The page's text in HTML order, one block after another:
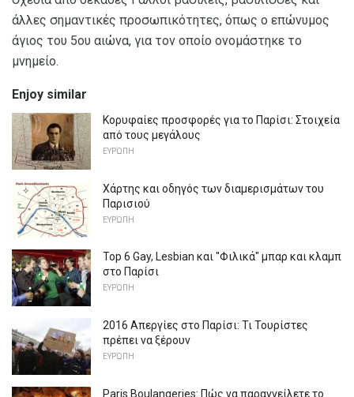
άλλες σημαντικές προσωπικότητες, όπως ο επώνυμος
άγιος του 5ου αιώνα, για τον οποίο ονομάστηκε το
μνημείο.
Enjoy similar
Κορυφαίες προσφορές για το Παρίσι: Στοιχεία
από τους μεγάλους
ΕΥΡΏΠΗ
Χάρτης και οδηγός των διαμερισμάτων του
Παρισιού
ΕΥΡΏΠΗ
Top 6 Gay, Lesbian και "Φιλικά" μπαρ και κλαμπ
στο Παρίσι
ΕΥΡΏΠΗ
2016 Απεργίες στο Παρίσι: Τι Τουρίστες
πρέπει να ξέρουν
ΕΥΡΏΠΗ
Paris Boulangeries: Πώς να παραγγείλετε το